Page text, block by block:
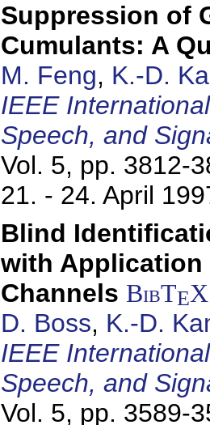
Suppression of
Cumulants: A
M. Feng, K.-D.
IEEE
Speech, and
Vol. 5, pp. 3812-
21. - 24. April
Blind
with Application
Channels BibTEX
D. Boss, K.-D.
IEEE
Speech, and
Vol. 5, pp. 3589-